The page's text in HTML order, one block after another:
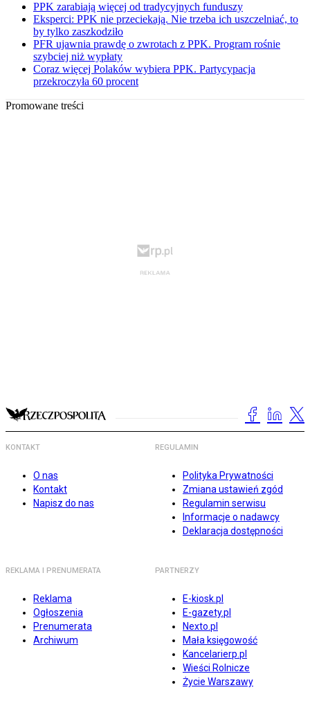
PPK zarabiają więcej od tradycyjnych funduszy
Eksperci: PPK nie przeciekają. Nie trzeba ich uszczelniać, to
by tylko zaszkodziło
PFR ujawnia prawdę o zwrotach z PPK. Program rośnie
szybciej niż wypłaty
Coraz więcej Polaków wybiera PPK. Partycypacja
przekroczyła 60 procent
Promowane treści
KONTAKT
O nas
Kontakt
Napisz do nas
REGULAMIN
Polityka Prywatności
Zmiana ustawień zgód
Regulamin serwisu
Informacje o nadawcy
Deklaracja dostępności
REKLAMA I PRENUMERATA
Reklama
Ogłoszenia
Prenumerata
Archiwum
PARTNERZY
E-kiosk.pl
E-gazety.pl
Nexto.pl
Mała księgowość
Kancelarierp.pl
Wieści Rolnicze
Życie Warszawy